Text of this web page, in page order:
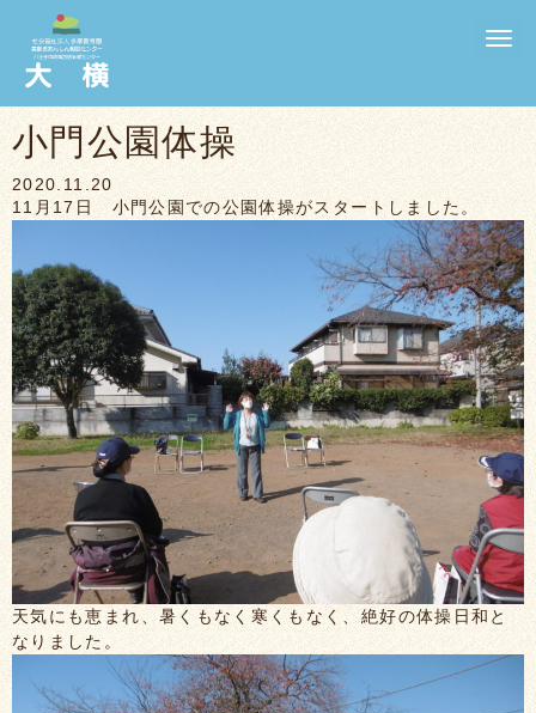
N
i
小門公園体操
2020.11.20
11月17日 小門公園での公園体操がスタートしました。
天気にも恵まれ、暑くもなく寒くもなく、絶好の体操日和と
なりました。